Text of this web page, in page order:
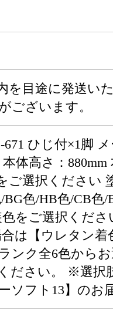
を目途に発送
ございます。
ひじ付×1脚
体高さ：
ご選択ください
色/HB色/CB色
をご選択くだ
は【ウレタン着
ンク全6色から
ださい。 ※選択
ソフト13】のお